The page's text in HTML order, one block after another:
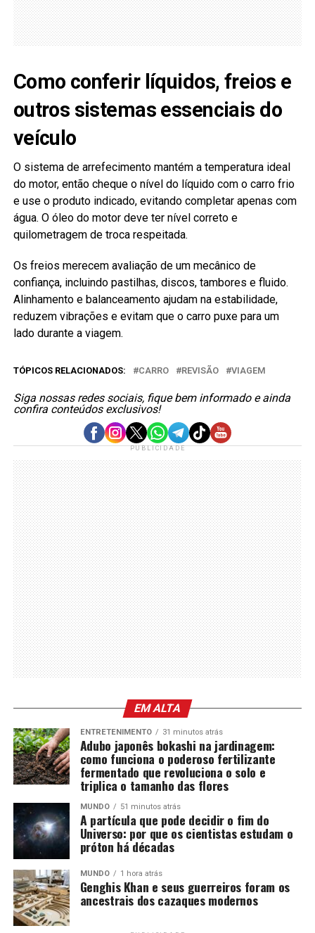
Como conferir líquidos, freios e
outros sistemas essenciais do
veículo
O sistema de arrefecimento mantém a temperatura ideal
do motor, então cheque o nível do líquido com o carro frio
e use o produto indicado, evitando completar apenas com
água. O óleo do motor deve ter nível correto e
quilometragem de troca respeitada.
Os freios merecem avaliação de um mecânico de
confiança, incluindo pastilhas, discos, tambores e fluido.
Alinhamento e balanceamento ajudam na estabilidade,
reduzem vibrações e evitam que o carro puxe para um
lado durante a viagem.
TÓPICOS RELACIONADOS: CARRO REVISÃO VIAGEM
Siga nossas redes sociais, fique bem informado e ainda
confira conteúdos exclusivos!
PUBLICIDADE
EM ALTA
ENTRETENIMENTO 31 minutos atrás
Adubo japonês bokashi na jardinagem:
como funciona o poderoso fertilizante
fermentado que revoluciona o solo e
triplica o tamanho das flores
MUNDO 51 minutos atrás
A partícula que pode decidir o fim do
Universo: por que os cientistas estudam o
próton há décadas
MUNDO 1 hora atrás
Genghis Khan e seus guerreiros foram os
ancestrais dos cazaques modernos